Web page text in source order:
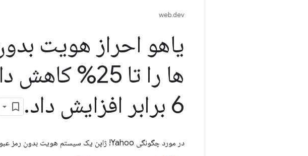
web.dev
یاهو احراز هویت
ها را تا 25% کاهش داد، زمان ورود به سیستم را 2
6 برابر افزایش داد
.
در مورد چگونگی Yahoo! ژاپن یک سیستم هویت بدون رمز عبور ساخت.